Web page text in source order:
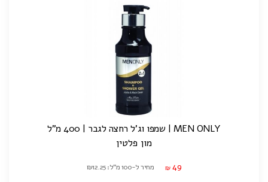
MEN ONLY | שמפו וג'ל רחצה לגבר | 400 מ"ל
מון פלטין
₪ 49 מחיר ל-100 מ"ל: ₪12.25